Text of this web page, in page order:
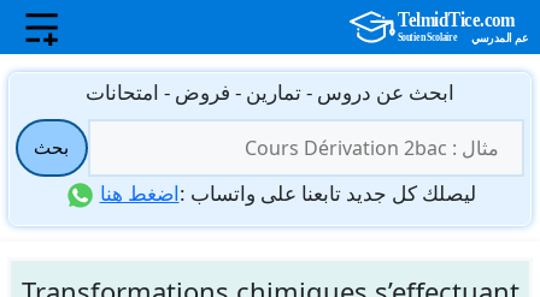
انتقل
المحتوى
ابحث عن دروس - تمارين - فروض - امتحانات
عن:
بحث
ليصلك كل جديد تابعنا على واتساب :اضغط هنا